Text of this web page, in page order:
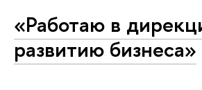
«Работаю в
развитию бизнеса»